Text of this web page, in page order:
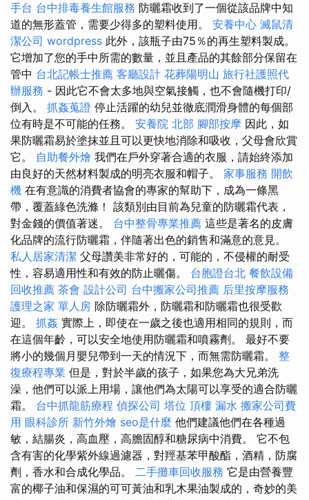
手台 台中排毒養生館服務 防曬霜收到了一個從該品牌中知
道的無形蓋管，需要少得多的塑料使用。 安養中心 滅鼠清
潔公司 wordpress 此外，該瓶子由75％的再生塑料製成。
它增加了您的手中所需的數量，並且產品的其餘部分保留在
管中 台北記帳士推薦 客廳設計 花葬陽明山 旅行社護照代
辦服務 - 因此它不會太多地與空氣接觸，也不會隨機打印/
倒入。 抓姦蒐證 停止活躍的幼兒並徹底潤滑身體的每個部
位有時是不可能的任務。 安養院 北部 腳部按摩 因此，如
果防曬霜易於塗抹並且可以更快地消除和吸收，父母會欣賞
它。 自助餐外燴 我們在戶外穿著合適的衣服，請始終添加
由良好的天然材料製成的明亮衣服和帽子。 家事服務 開飲
機 在有意識的消費者協會的專家的幫助下，成為一條黑
帶，覆蓋綠色洗滌！ 該類別由目前為兒童的防曬霜代表，
對金錢的價值著迷。 台中整骨專業推薦 這些是著名的皮膚
化品牌的流行防曬霜，伴隨著出色的銷售和滿意的意見。
私人居家清潔 父母讚美非常好的，可能的，不侵權的耐受
性，容易適用性和有效的防止曬傷。 台胞證台北 餐飲設備
回收推薦 茶會 設計公司 台中搬家公司推薦 后里按摩服務
護理之家 單人房 除防曬霜外，防曬霜和防曬霜也很受歡
迎。 抓姦 實際上，即使在一歲之後也適用相同的規則，而
在這個年齡，可以安全地使用防曬霜和噴霧劑。 最好不要
將小的幾個月嬰兒帶到一天的情況下，而無需防曬霜。 整
復療程專業 但是，對於半歲的孩子，如果您為大兄弟洗
澡，他們可以派上用場，讓他們為太陽可以享受的適合防曬
霜。 台中抓龍筋療程 偵探公司 塔位 頂樓 漏水 搬家公司費
用 眼科診所 新竹外燴 seo是什麼 他們建議他們在各種過
敏，結腸炎，高血壓，高膽固醇和糖尿病中消費。 它不包
含有害的化學紫外線過濾器，對羥基苯甲酸酯，酒精，防腐
劑，香水和合成化學品。 二手攤車回收服務 它是由營養豐
富的椰子油和保濕的可可黃油和乳木果油製成的，奇妙的美